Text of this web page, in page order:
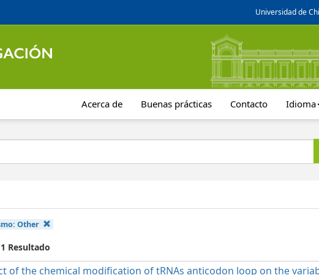
Universidad de
Acerca de Buenas prácticas Contacto Idioma
Other
Resultado
of the chemical modification of tRNAs anticodon loop on the